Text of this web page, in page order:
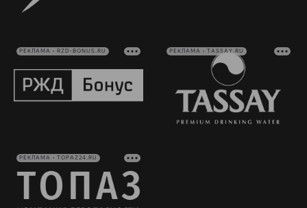
РЕКЛАМА • RZD-BONUS.RU РЕКЛАМА • TASSAY.RU
РЕКЛАМА • TOPAZ24.RU